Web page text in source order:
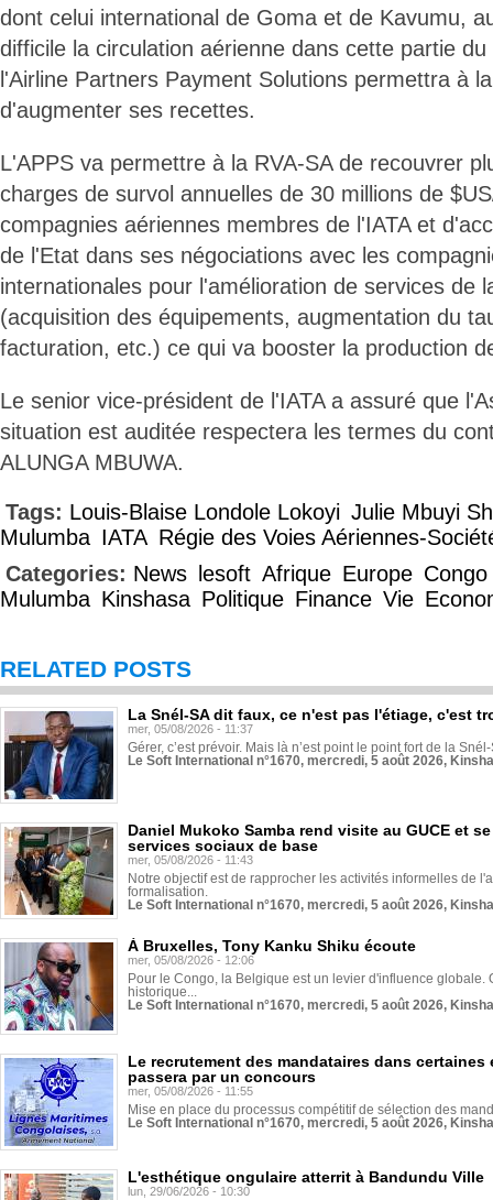
dont celui international de Goma et de Kavumu,
difficile la circulation aérienne dans cette partie
l'Airline Partners Payment Solutions permettra à
d'augmenter ses recettes.
L'APPS va permettre à la RVA-SA de recouvrer
charges de survol annuelles de 30 millions de
compagnies aériennes membres de l'IATA et
de l'Etat dans ses négociations avec les
internationales pour l'amélioration de services de
(acquisition des équipements, augmentation du
facturation, etc.) ce qui va booster la production
Le senior vice-président de l'IATA a assuré que
situation est auditée respectera les termes du
ALUNGA MBUWA.
Tags: Louis-Blaise Londole Lokoyi Julie Mbuyi
Mulumba IATA Régie des Voies Aériennes-
Categories: News lesoft Afrique Europe Congo
Mulumba Kinshasa Politique Finance Vie
RELATED POSTS
La Snél-SA dit faux, ce n'est pas l'étiage, c'est
mer, 05/08/2026 - 11:37
Gérer, c’est prévoir. Mais là n’est point le point fort de la
Le Soft International n°1670, mercredi, 5 août 2026,
Daniel Mukoko Samba rend visite au GUCE et
services sociaux de base
mer, 05/08/2026 - 11:43
Notre objectif est de rapprocher les activités informelles de
formalisation.
Le Soft International n°1670, mercredi, 5 août 2026,
À Bruxelles, Tony Kanku Shiku écoute
mer, 05/08/2026 - 12:06
Pour le Congo, la Belgique est un levier d'influence globale.
historique...
Le Soft International n°1670, mercredi, 5 août 2026,
Le recrutement des mandataires dans
passera par un concours
mer, 05/08/2026 - 11:55
Mise en place du processus compétitif de sélection des
Le Soft International n°1670, mercredi, 5 août 2026,
L'esthétique ongulaire atterrit à Bandundu Ville
lun, 29/06/2026 - 10:30